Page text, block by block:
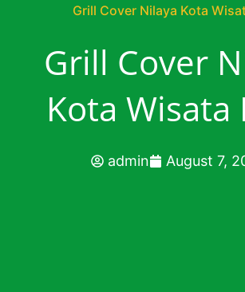
Grill Cover Nilaya Kota
Grill Cover
Kota Wisata
admin August 7,